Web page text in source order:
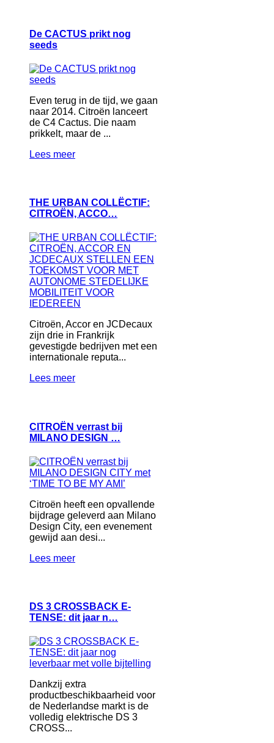
De CACTUS prikt nog
seeds
Even terug in de tijd, we gaan
naar 2014. Citroën lanceert
de C4 Cactus. Die naam
prikkelt, maar de ...
Lees meer
THE URBAN COLLËCTIF:
CITROËN, ACCO…
Citroën, Accor en JCDecaux
zijn drie in Frankrijk
gevestigde bedrijven met een
internationale reputa...
Lees meer
CITROËN verrast bij
MILANO DESIGN …
Citroën heeft een opvallende
bijdrage geleverd aan Milano
Design City, een evenement
gewijd aan desi...
Lees meer
DS 3 CROSSBACK E-
TENSE: dit jaar n…
Dankzij extra
productbeschikbaarheid voor
de Nederlandse markt is de
volledig elektrische DS 3
CROSS...